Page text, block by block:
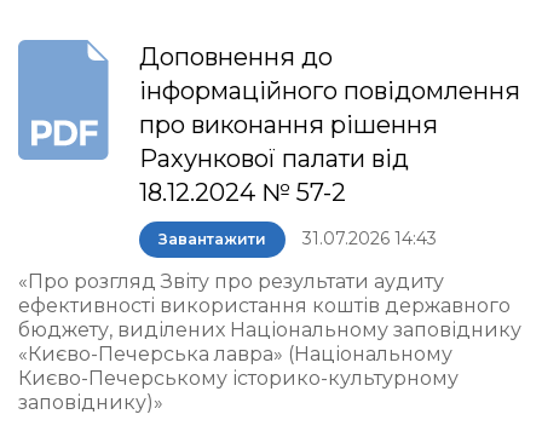
Доповнення до
інформаційного повідомлення
про виконання рішення
Рахункової палати від
18.12.2024 № 57-2
Завантажити 31.07.2026 14:43
«Про розгляд Звіту про результати аудиту
ефективності використання коштів державного
бюджету, виділених Національному заповіднику
«Києво-Печерська лавра» (Національному
Києво-Печерському історико-культурному
заповіднику)»